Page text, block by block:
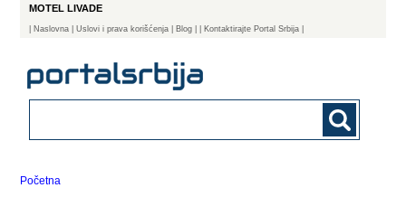
MOTEL LIVADE
Naslovna | Uslovi i prava korišćenja Blog | Kontaktirajte Portal Srbija |
Početna